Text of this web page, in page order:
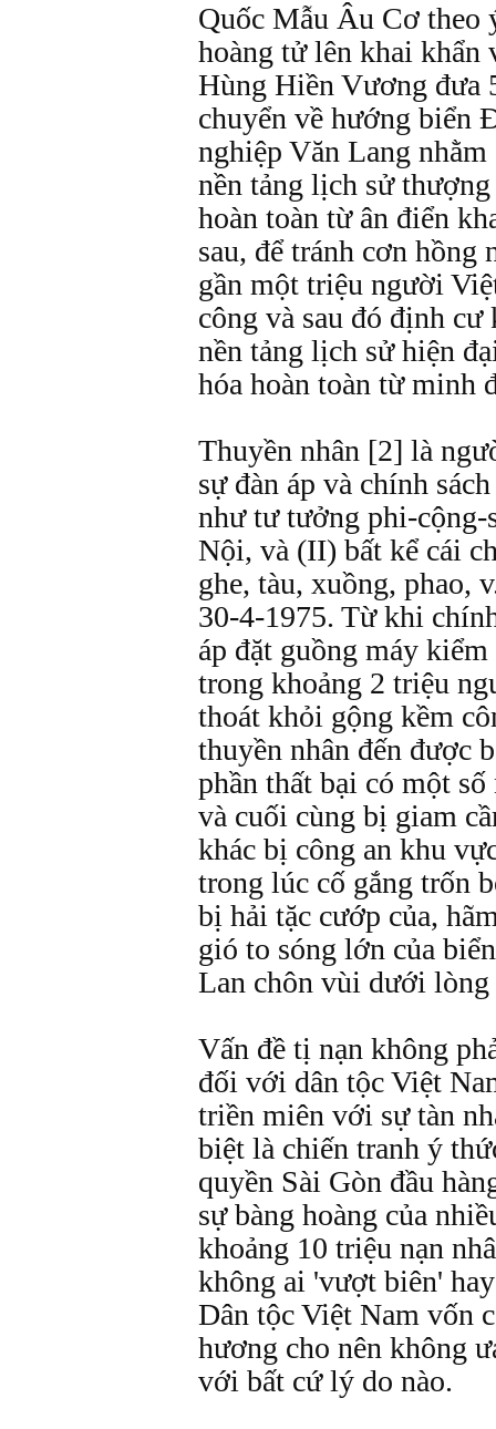
Quốc Mẫu Âu Cơ theo
hoàng tử lên khai
Hùng Hiền Vương đưa
chuyển về hướng biển
nghiệp Văn Lang
nền tảng lịch sử
hoàn toàn từ ân điển
sau, để tránh cơn hồng
gần một triệu người
công và sau đó định
nền tảng lịch sử hiện
hóa hoàn toàn từ minh
Thuyền nhân [2] là
sự đàn áp và chính
như tư tưởng phi-cộng-
Nội, và (II) bất kể cái
ghe, tàu, xuồng, phao,
30-4-1975. Từ khi
áp đặt guồng máy
trong khoảng 2 triệu
thoát khỏi gộng kềm
thuyền nhân đến được
phần thất bại có một
và cuối cùng bị giam
khác bị công an khu
trong lúc cố gắng trốn
bị hải tặc cướp của,
gió to sóng lớn của
Lan chôn vùi dưới lòng
Vấn đề tị nạn không
đối với dân tộc Việt
triền miên với sự tàn
biệt là chiến tranh ý
quyền Sài Gòn đầu
sự bàng hoàng của
khoảng 10 triệu nạn
không ai 'vượt biên'
Dân tộc Việt Nam vốn
hương cho nên không
với bất cứ lý do nào.